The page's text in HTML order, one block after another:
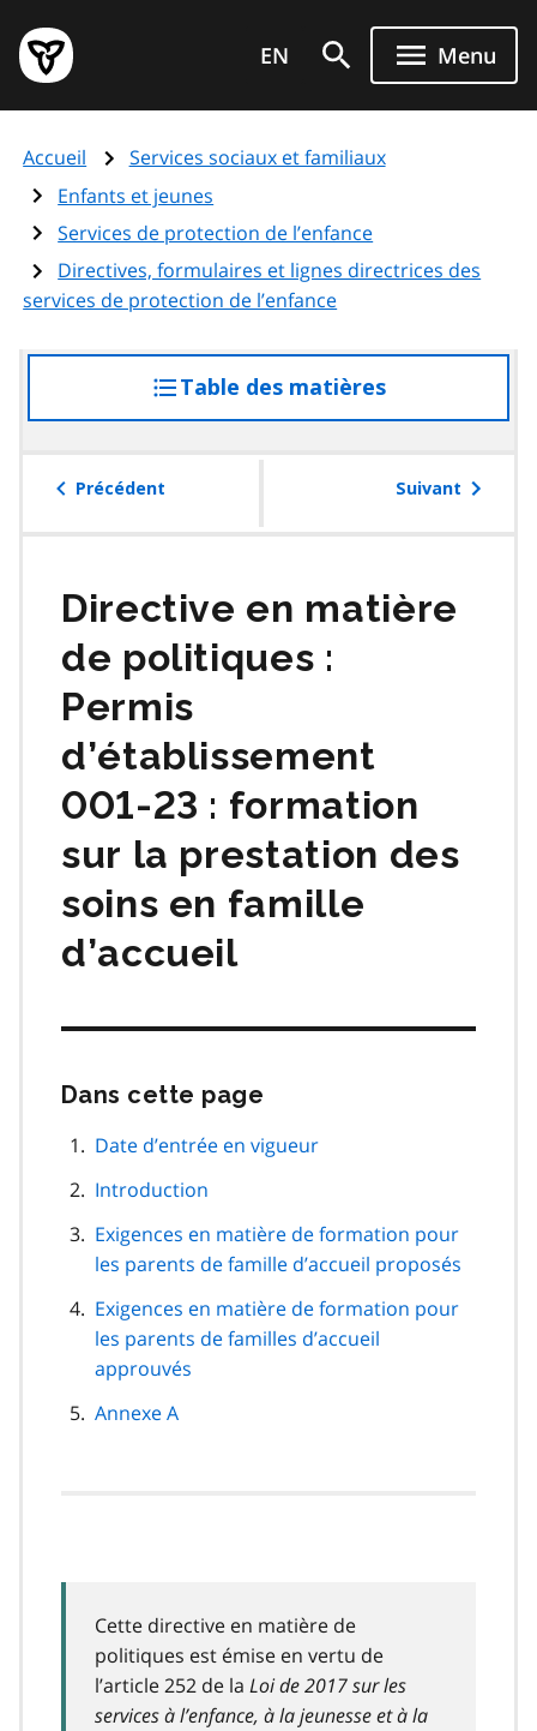
au
contenu
principal
Page
d'accueil
de
l'Ontario
EN Menu
Accueil
Services sociaux et familiaux
Enfants et jeunes
Services de protection de l’enfance
Directives, formulaires et lignes directrices des
services de protection de l’enfance
Table des matières
à
table
Précédent Suivant
Directive en matière
de politiques :
Permis
d’établissement
001-23 : formation
sur la prestation des
soins en famille
d’accueil
Dans cette page
navigation
Date d’entrée en vigueur
Introduction
Exigences en matière de formation pour
les parents de famille d’accueil proposés
Exigences en matière de formation pour
les parents de familles d’accueil
approuvés
Annexe A
Cette directive en matière de
politiques est émise en vertu de
l’article 252 de la Loi de 2017 sur les
services à l’enfance, à la jeunesse et à la